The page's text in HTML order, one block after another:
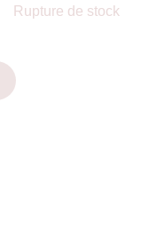
Rupture de stock